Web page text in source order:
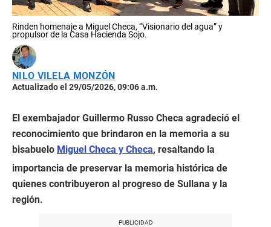
Rinden homenaje a Miguel Checa, “Visionario del agua” y
propulsor de la Casa Hacienda Sojo.
NILO VILELA MONZÓN
Actualizado el 29/05/2026, 09:06 a.m.
El exembajador Guillermo Russo Checa agradeció el
reconocimiento que brindaron en la memoria a su
bisabuelo Miguel Checa y Checa, resaltando la
importancia de preservar la memoria histórica de
quienes contribuyeron al progreso de Sullana y la
región.